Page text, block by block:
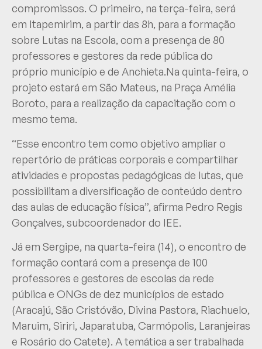
compromissos. O primeiro, na terça-feira, será
em Itapemirim, a partir das 8h, para a formação
sobre Lutas na Escola, com a presença de 80
professores e gestores da rede pública do
próprio município e de Anchieta.Na quinta-feira, o
projeto estará em São Mateus, na Praça Amélia
Boroto, para a realização da capacitação com o
mesmo tema.
“Esse encontro tem como objetivo ampliar o
repertório de práticas corporais e compartilhar
atividades e propostas pedagógicas de lutas, que
possibilitam a diversificação de conteúdo dentro
das aulas de educação física”, afirma Pedro Regis
Gonçalves, subcoordenador do IEE.
Já em Sergipe, na quarta-feira (14), o encontro de
formação contará com a presença de 100
professores e gestores de escolas da rede
pública e ONGs de dez municípios de estado
(Aracajú, São Cristóvão, Divina Pastora, Riachuelo,
Maruim, Siriri, Japaratuba, Carmópolis, Laranjeiras
e Rosário do Catete). A temática a ser trabalhada